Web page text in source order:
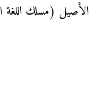
الأصيل (مسلك اللغة